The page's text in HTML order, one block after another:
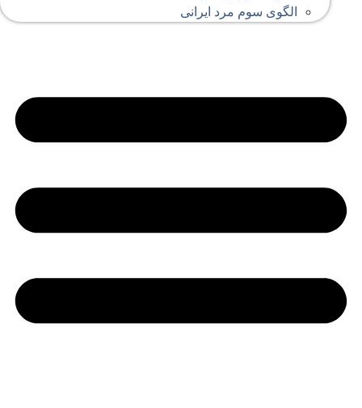
الگوی سوم مرد ایرانی